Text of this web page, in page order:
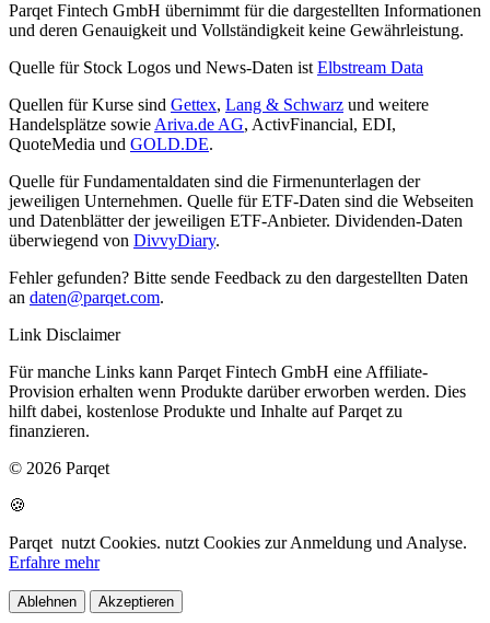
Parqet Fintech GmbH übernimmt für die dargestellten Informationen
und deren Genauigkeit und Vollständigkeit keine Gewährleistung.
Quelle für Stock Logos und News-Daten ist Elbstream Data
Quellen für Kurse sind Gettex, Lang & Schwarz und weitere
Handelsplätze sowie Ariva.de AG, ActivFinancial, EDI,
QuoteMedia und GOLD.DE.
Quelle für Fundamentaldaten sind die Firmenunterlagen der
jeweiligen Unternehmen. Quelle für ETF-Daten sind die Webseiten
und Datenblätter der jeweiligen ETF-Anbieter. Dividenden-Daten
überwiegend von DivvyDiary.
Fehler gefunden? Bitte sende Feedback zu den dargestellten Daten
an daten@parqet.com.
Link Disclaimer
Für manche Links kann Parqet Fintech GmbH eine Affiliate-
Provision erhalten wenn Produkte darüber erworben werden. Dies
hilft dabei, kostenlose Produkte und Inhalte auf Parqet zu
finanzieren.
© 2026 Parqet
🍪
Parqet nutzt Cookies. nutzt Cookies zur Anmeldung und Analyse.
Erfahre mehr
Ablehnen Akzeptieren